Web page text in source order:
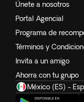
Únete a nosotros
Portal Agencial
Programa de
Términos y
Invita a un amigo
Ahorra con tu grupo
México (ES) -